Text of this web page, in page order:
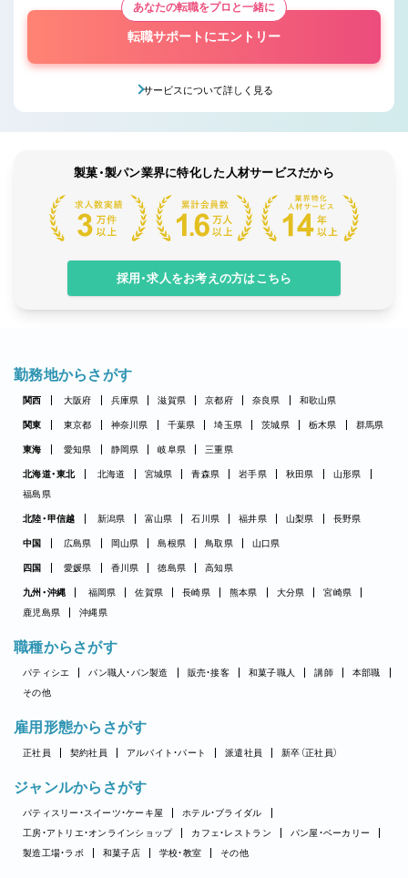
あなたの転職をプロと一緒に
転職サポートにエントリー
サービスについて詳しく見る
製菓・製パン業界に特化した人材サービスだから
採用・求人をお考えの方はこちら
勤務地からさがす
関西 大阪府 兵庫県 滋賀県 京都府 奈良県 和歌山県
関東 東京都 神奈川県 千葉県 埼玉県 茨城県 栃木県 群馬県
東海 愛知県 静岡県 岐阜県 三重県
北海道・東北 北海道 宮城県 青森県 岩手県 秋田県
山形県
福島県
北陸・甲信越 新潟県 富山県 石川県 福井県 山梨県 長野県
中国 広島県 岡山県 島根県 鳥取県 山口県
四国 愛媛県 香川県 徳島県 高知県
九州・沖縄 福岡県 佐賀県 長崎県 熊本県 大分県
宮崎県
鹿児島県
沖縄県
職種からさがす
パティシエ パン職人・パン製造 販売・接客 和菓子職人 講師
本部職
その他
雇用形態からさがす
正社員 契約社員 アルバイト・パート 派遣社員 新卒（正社員）
ジャンルからさがす
パティスリー・スイーツ・ケーキ屋
ホテル・ブライダル
工房・アトリエ・オンラインショップ
カフェ・レストラン
パン屋・ベーカリー
製造工場・ラボ
和菓子店 学校・教室 その他